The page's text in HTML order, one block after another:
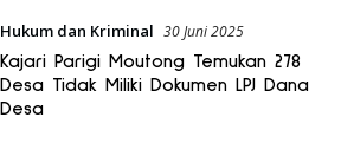
Hukum dan Kriminal 30 Juni 2025
Kajari Parigi Moutong Temukan 278
Desa Tidak Miliki Dokumen LPJ Dana
Desa